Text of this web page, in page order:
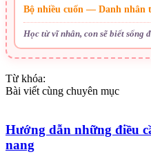
Bộ nhiều cuốn — Danh nhân
Học từ vĩ nhân, con sẽ biết sống
Từ khóa:
Bài viết cùng chuyên mục
Hướng dẫn những điều
nang